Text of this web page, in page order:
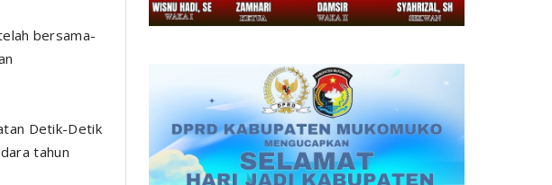
bersama-
Detik-Detik
tahun